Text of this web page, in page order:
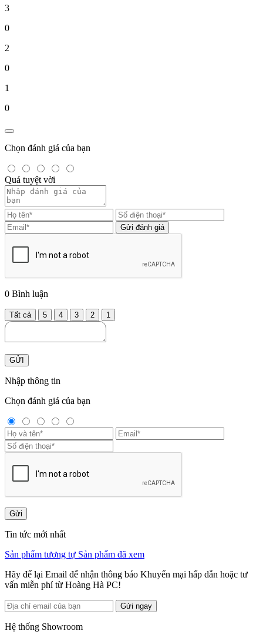
3
0
2
0
1
0
Chọn đánh giá của bạn
Quá tuyệt vời
Gửi đánh giá
0 Bình luận
Tất cả 5 4 3 2 1
GỬI
Nhập thông tin
Chọn đánh giá của bạn
Gửi
Tin tức mới nhất
Sản phẩm tương tự Sản phẩm đã xem
Hãy để lại Email để nhận thông báo Khuyến mại hấp dẫn hoặc tư
vấn miễn phí từ Hoàng Hà PC!
Gửi ngay
Hệ thống Showroom